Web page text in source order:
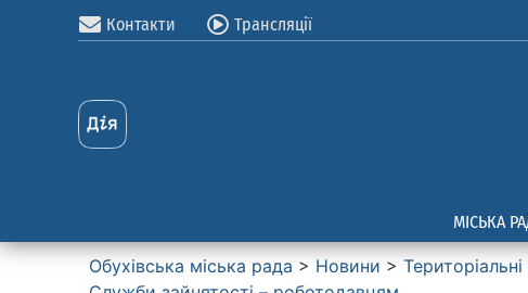
Контакти Трансляції
МІСЬКА
Обухівська міська рада > Новини >